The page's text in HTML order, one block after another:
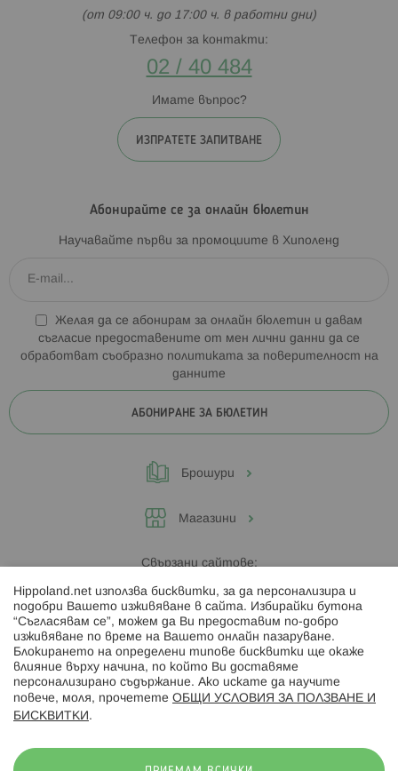
(от 09:00 ч. до 17:00 ч. в работни дни)
Телефон за контакти:
02 / 40 484
Имате въпрос?
ИЗПРАТЕТЕ ЗАПИТВАНЕ
Абонирайте се за онлайн бюлетин
Научавайте първи за промоциите в Хиполенд
Желая да се абонирам за онлайн бюлетин и давам
съгласие предоставените от мен лични данни да се
обработват съобразно политиката за поверителност на
данните
АБОНИРАНЕ ЗА БЮЛЕТИН
Брошури
Магазини
Свързани сайтове:
Hippoland.ro
Последвайте ни:
Hippoland.net използва бисквитки, за да персонализира и
подобри Вашето изживяване в сайта. Избирайки бутона
“Съгласявам се”, можем да Ви предоставим по-добро
изживяване по време на Вашето онлайн пазаруване.
Блокирането на определени типове бисквитки ще окаже
влияние върху начина, по който Ви доставяме
персонализирано съдържание. Ако искате да научите
повече, моля, прочетете ОБЩИ УСЛОВИЯ ЗА ПОЛЗВАНЕ И
БИСКВИТКИ .